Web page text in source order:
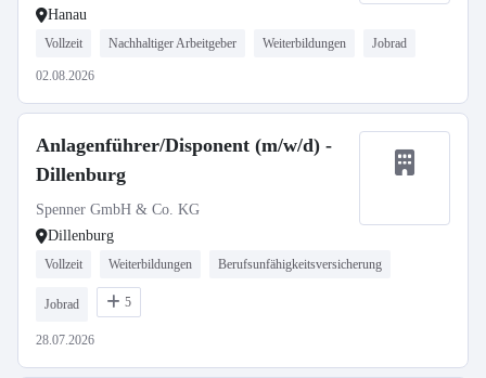
Hanau
Vollzeit Nachhaltiger Arbeitgeber Weiterbildungen Jobrad
02.08.2026
Anlagenführer/Disponent (m/w/d) -
Dillenburg
Spenner GmbH & Co. KG
Dillenburg
Vollzeit Weiterbildungen Berufsunfähigkeitsversicherung
Jobrad 5
28.07.2026